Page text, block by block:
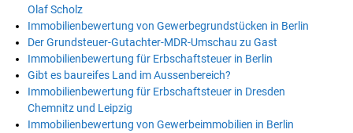
Olaf Scholz
Immobilienbewertung von Gewerbegrundstücken in Berlin
Der Grundsteuer-Gutachter-MDR-Umschau zu Gast
Immobilienbewertung für Erbschaftsteuer in Berlin
Gibt es baureifes Land im Aussenbereich?
Immobilienbewertung für Erbschaftsteuer in Dresden
Chemnitz und Leipzig
Immobilienbewertung von Gewerbeimmobilien in Berlin